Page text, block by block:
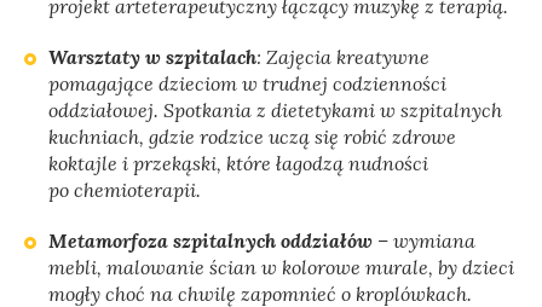
projekt arteterapeutyczny łączący muzykę z terapią.
Warsztaty w szpitalach: Zajęcia kreatywne
pomagające dzieciom w trudnej codzienności
oddziałowej. Spotkania z dietetykami w szpitalnych
kuchniach, gdzie rodzice uczą się robić zdrowe
koktajle i przekąski, które łagodzą nudności
po chemioterapii.
Metamorfoza szpitalnych oddziałów – wymiana
mebli, malowanie ścian w kolorowe murale, by dzieci
mogły choć na chwilę zapomnieć o kroplówkach.